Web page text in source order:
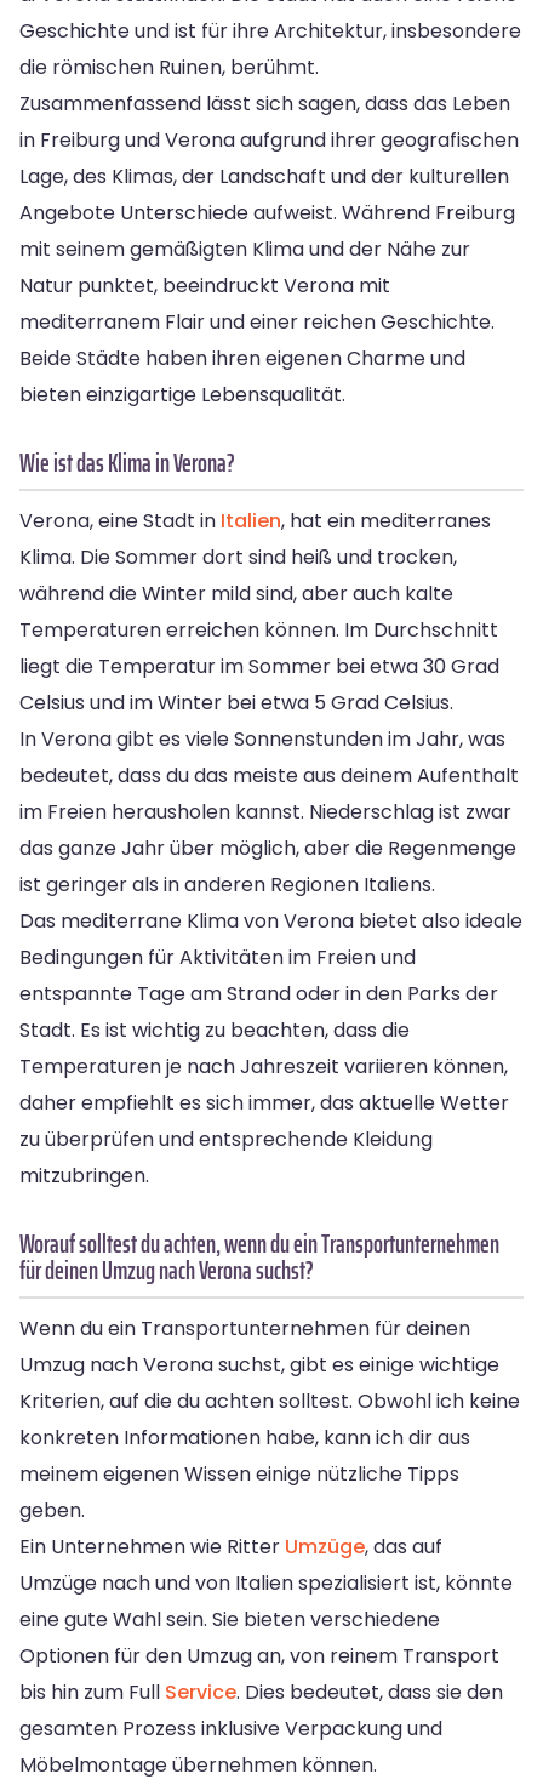
Geschichte und ist für ihre Architektur, insbesondere
die römischen Ruinen, berühmt.
Zusammenfassend lässt sich sagen, dass das Leben
in Freiburg und Verona aufgrund ihrer geografischen
Lage, des Klimas, der Landschaft und der kulturellen
Angebote Unterschiede aufweist. Während Freiburg
mit seinem gemäßigten Klima und der Nähe zur
Natur punktet, beeindruckt Verona mit
mediterranem Flair und einer reichen Geschichte.
Beide Städte haben ihren eigenen Charme und
bieten einzigartige Lebensqualität.
Wie ist das Klima in Verona?
Verona, eine Stadt in Italien, hat ein mediterranes
Klima. Die Sommer dort sind heiß und trocken,
während die Winter mild sind, aber auch kalte
Temperaturen erreichen können. Im Durchschnitt
liegt die Temperatur im Sommer bei etwa 30 Grad
Celsius und im Winter bei etwa 5 Grad Celsius.
In Verona gibt es viele Sonnenstunden im Jahr, was
bedeutet, dass du das meiste aus deinem Aufenthalt
im Freien herausholen kannst. Niederschlag ist zwar
das ganze Jahr über möglich, aber die Regenmenge
ist geringer als in anderen Regionen Italiens.
Das mediterrane Klima von Verona bietet also ideale
Bedingungen für Aktivitäten im Freien und
entspannte Tage am Strand oder in den Parks der
Stadt. Es ist wichtig zu beachten, dass die
Temperaturen je nach Jahreszeit variieren können,
daher empfiehlt es sich immer, das aktuelle Wetter
zu überprüfen und entsprechende Kleidung
mitzubringen.
Worauf solltest du achten, wenn du ein Transportunternehmen
für deinen Umzug nach Verona suchst?
Wenn du ein Transportunternehmen für deinen
Umzug nach Verona suchst, gibt es einige wichtige
Kriterien, auf die du achten solltest. Obwohl ich keine
konkreten Informationen habe, kann ich dir aus
meinem eigenen Wissen einige nützliche Tipps
geben.
Ein Unternehmen wie Ritter Umzüge, das auf
Umzüge nach und von Italien spezialisiert ist, könnte
eine gute Wahl sein. Sie bieten verschiedene
Optionen für den Umzug an, von reinem Transport
bis hin zum Full Service. Dies bedeutet, dass sie den
gesamten Prozess inklusive Verpackung und
Möbelmontage übernehmen können.